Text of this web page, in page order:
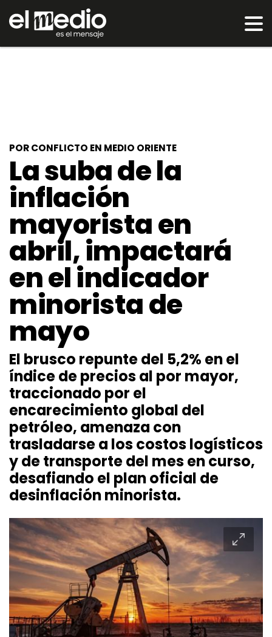
POR CONFLICTO EN MEDIO ORIENTE
La suba de la
inflación
mayorista en
abril, impactará
en el indicador
minorista de
mayo
El brusco repunte del 5,2% en el
índice de precios al por mayor,
traccionado por el
encarecimiento global del
petróleo, amenaza con
trasladarse a los costos logísticos
y de transporte del mes en curso,
desafiando el plan oficial de
desinflación minorista.